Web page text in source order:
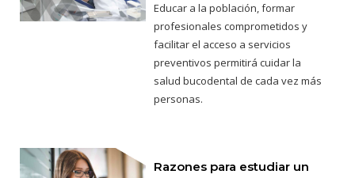
Educar a la población, formar
profesionales comprometidos y
facilitar el acceso a servicios
preventivos permitirá cuidar la
salud bucodental de cada vez más
personas.
Razones para estudiar un